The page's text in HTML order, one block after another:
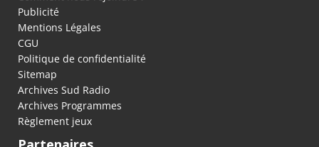
Publicité
Mentions Légales
CGU
Politique de confidentialité
Sitemap
Archives Sud Radio
Archives Programmes
Règlement jeux